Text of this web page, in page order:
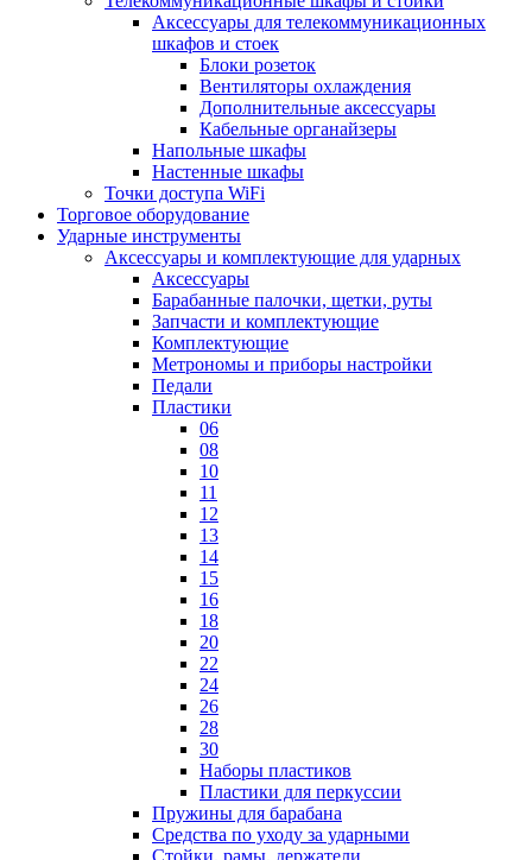
Аксессуары для телекоммуникационных
шкафов и стоек
Блоки розеток
Вентиляторы охлаждения
Дополнительные аксессуары
Кабельные органайзеры
Напольные шкафы
Настенные шкафы
Точки доступа WiFi
Торговое оборудование
Ударные инструменты
Аксессуары и комплектующие для ударных
Аксессуары
Барабанные палочки, щетки, руты
Запчасти и комплектующие
Комплектующие
Метрономы и приборы настройки
Педали
Пластики
06
08
10
11
12
13
14
15
16
18
20
22
24
26
28
30
Наборы пластиков
Пластики для перкуссии
Пружины для барабана
Средства по уходу за ударными
Стойки, рамы, держатели